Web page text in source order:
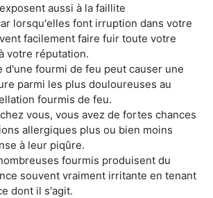
aussi à la faillite
lorsqu'elles font irruption dans votre
facilement faire fuir toute votre
votre réputation.
d'une fourmi de feu peut causer une
parmi les plus douloureuses au
fourmis de feu.
vous, vous avez de fortes chances
allergiques plus ou bien moins
à leur piqûre.
fourmis produisent du
souvent vraiment irritante en tenant
dont il s'agit.